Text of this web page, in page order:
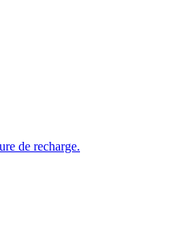
de recharge.